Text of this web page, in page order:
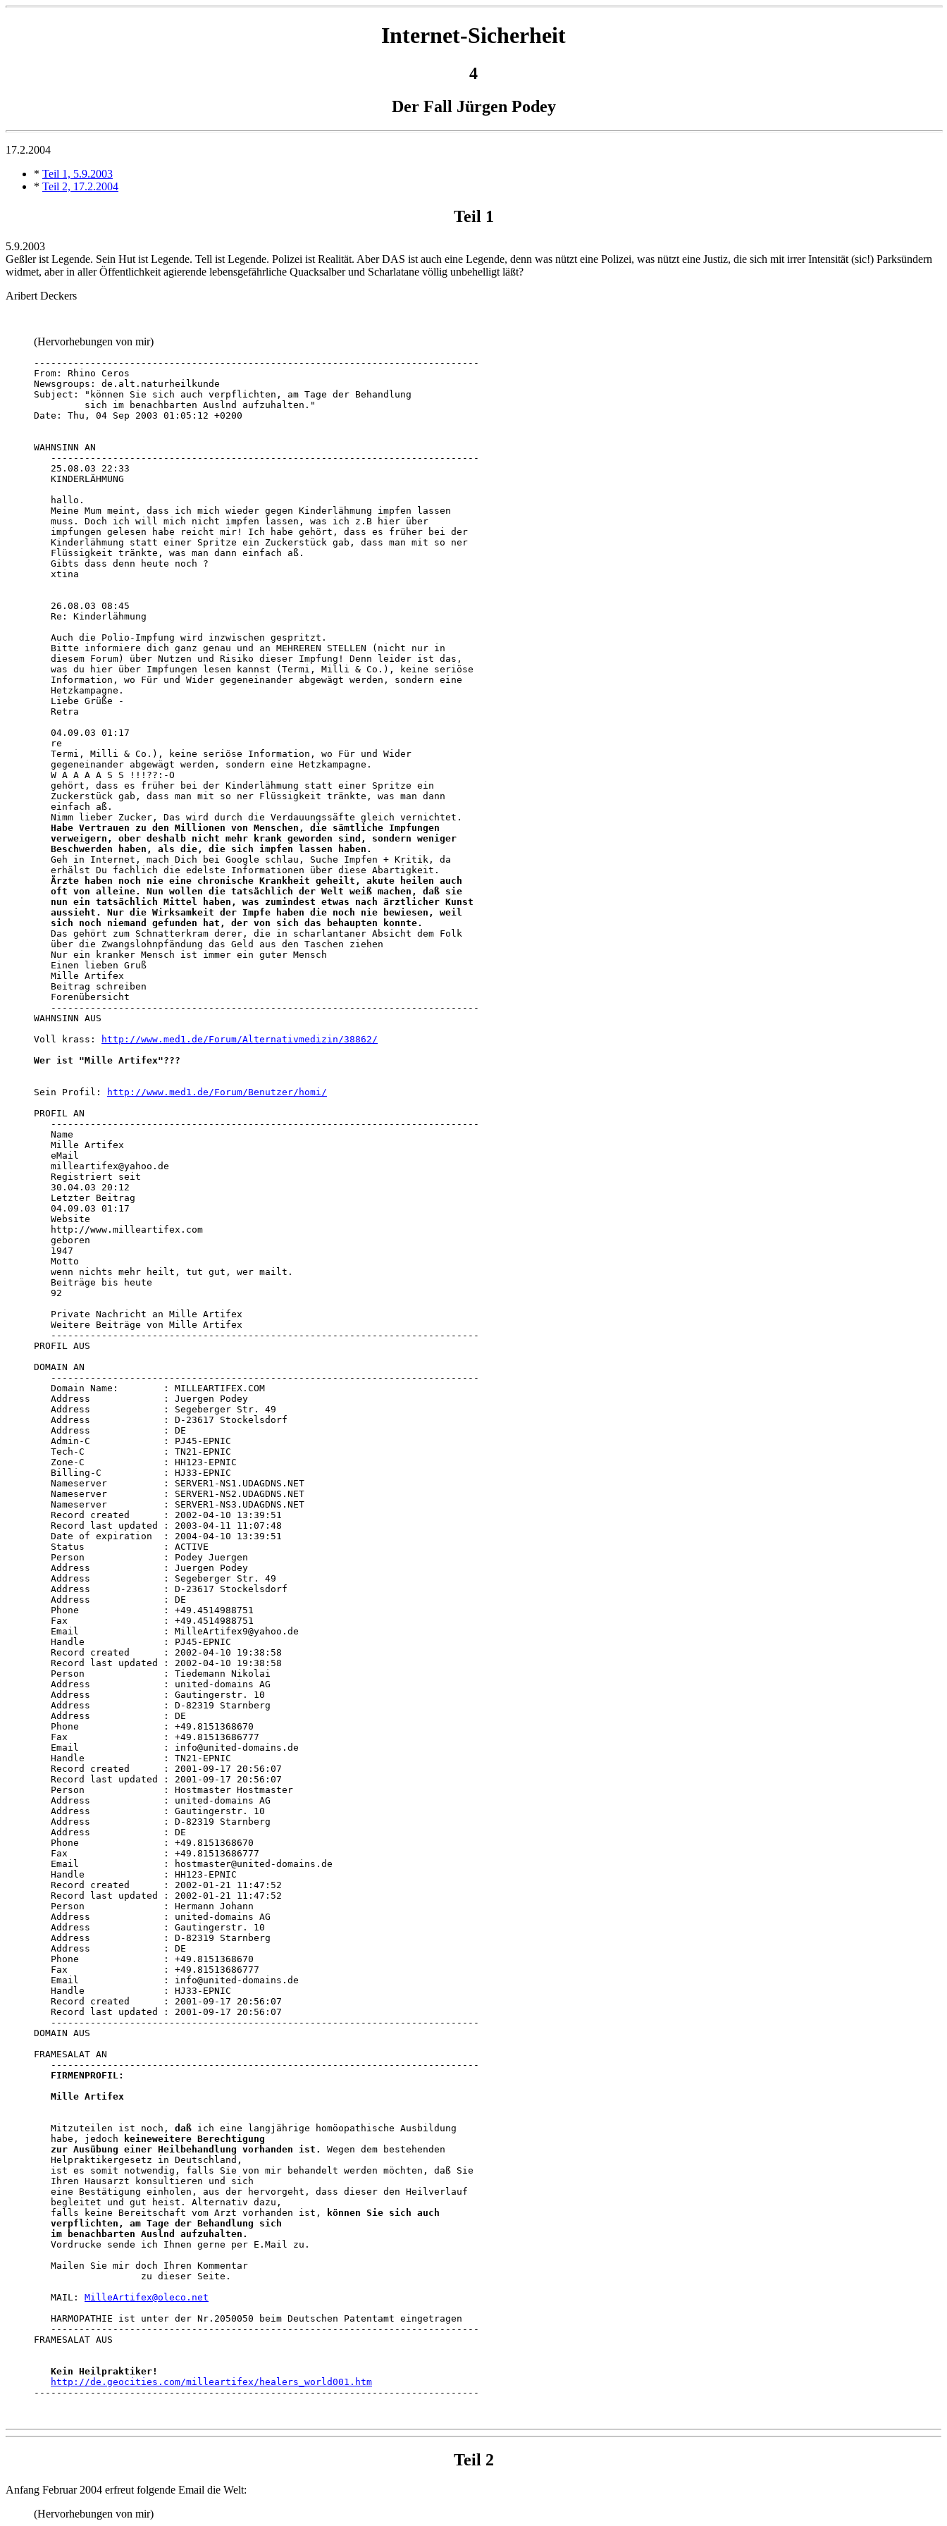
Internet-Sicherheit
4
Der Fall Jürgen Podey
17.2.2004
* Teil 1, 5.9.2003
* Teil 2, 17.2.2004
Teil 1
5.9.2003
Geßler ist Legende. Sein Hut ist Legende. Tell ist Legende. Polizei ist Realität. Aber DAS ist auch eine Legende, denn was nützt eine Polizei, was nützt eine Justiz, die sich mit irrer Intensität (sic!) Parksündern
widmet, aber in aller Öffentlichkeit agierende lebensgefährliche Quacksalber und Scharlatane völlig unbehelligt läßt?
Aribert Deckers
(Hervorhebungen von mir)
-------------------------------------------------------------------------------
From: Rhino Ceros
Newsgroups: de.alt.naturheilkunde
Subject: "können Sie sich auch verpflichten, am Tage der Behandlung
         sich im benachbarten Auslnd aufzuhalten."
Date: Thu, 04 Sep 2003 01:05:12 +0200
WAHNSINN AN
   ----------------------------------------------------------------------------
   25.08.03 22:33
   KINDERLÄHMUNG
   hallo.
   Meine Mum meint, dass ich mich wieder gegen Kinderlähmung impfen lassen
   muss. Doch ich will mich nicht impfen lassen, was ich z.B hier über
   impfungen gelesen habe reicht mir! Ich habe gehört, dass es früher bei der
   Kinderlähmung statt einer Spritze ein Zuckerstück gab, dass man mit so ner
   Flüssigkeit tränkte, was man dann einfach aß.
   Gibts dass denn heute noch ?
   xtina
   26.08.03 08:45
   Re: Kinderlähmung
   Auch die Polio-Impfung wird inzwischen gespritzt.
   Bitte informiere dich ganz genau und an MEHREREN STELLEN (nicht nur in
   diesem Forum) über Nutzen und Risiko dieser Impfung! Denn leider ist das,
   was du hier über Impfungen lesen kannst (Termi, Milli & Co.), keine seriöse
   Information, wo Für und Wider gegeneinander abgewägt werden, sondern eine
   Hetzkampagne.
   Liebe Grüße -
   Retra
   04.09.03 01:17
   re
   Termi, Milli & Co.), keine seriöse Information, wo Für und Wider
   gegeneinander abgewägt werden, sondern eine Hetzkampagne.
   W A A A A S S !!!??:-O
   gehört, dass es früher bei der Kinderlähmung statt einer Spritze ein
   Zuckerstück gab, dass man mit so ner Flüssigkeit tränkte, was man dann
   einfach aß.
   Nimm lieber Zucker, Das wird durch die Verdauungssäfte gleich vernichtet.
Habe Vertrauen zu den Millionen von Menschen, die sämtliche Impfungen
   verweigern, ober deshalb nicht mehr krank geworden sind, sondern weniger
   Beschwerden haben, als die, die sich impfen lassen haben.
Geh in Internet, mach Dich bei Google schlau, Suche Impfen + Kritik, da
   erhälst Du fachlich die edelste Informationen über diese Abartigkeit.
Ärzte haben noch nie eine chronische Krankheit geheilt, akute heilen auch
   oft von alleine. Nun wollen die tatsächlich der Welt weiß machen, daß sie
   nun ein tatsächlich Mittel haben, was zumindest etwas nach ärztlicher Kunst
   aussieht. Nur die Wirksamkeit der Impfe haben die noch nie bewiesen, weil
   sich noch niemand gefunden hat, der von sich das behaupten konnte.
Das gehört zum Schnatterkram derer, die in scharlantaner Absicht dem Folk
   über die Zwangslohnpfändung das Geld aus den Taschen ziehen
   Nur ein kranker Mensch ist immer ein guter Mensch
   Einen lieben Gruß
   Mille Artifex
   Beitrag schreiben
   Forenübersicht
   ----------------------------------------------------------------------------
WAHNSINN AUS
Voll krass:
http://www.med1.de/Forum/Alternativmedizin/38862/
Wer ist "Mille Artifex"???
Sein Profil:
http://www.med1.de/Forum/Benutzer/homi/
PROFIL AN
   ----------------------------------------------------------------------------
   Name
   Mille Artifex
   eMail
   milleartifex@yahoo.de
   Registriert seit
   30.04.03 20:12
   Letzter Beitrag
   04.09.03 01:17
   Website
   http://www.milleartifex.com
   geboren
   1947
   Motto
   wenn nichts mehr heilt, tut gut, wer mailt.
   Beiträge bis heute
   92
   Private Nachricht an Mille Artifex
   Weitere Beiträge von Mille Artifex
   ----------------------------------------------------------------------------
PROFIL AUS
DOMAIN AN
   ----------------------------------------------------------------------------
   Domain Name:        : MILLEARTIFEX.COM
   Address             : Juergen Podey
   Address             : Segeberger Str. 49
   Address             : D-23617 Stockelsdorf
   Address             : DE
   Admin-C             : PJ45-EPNIC
   Tech-C              : TN21-EPNIC
   Zone-C              : HH123-EPNIC
   Billing-C           : HJ33-EPNIC
   Nameserver          : SERVER1-NS1.UDAGDNS.NET
   Nameserver          : SERVER1-NS2.UDAGDNS.NET
   Nameserver          : SERVER1-NS3.UDAGDNS.NET
   Record created      : 2002-04-10 13:39:51
   Record last updated : 2003-04-11 11:07:48
   Date of expiration  : 2004-04-10 13:39:51
   Status              : ACTIVE
   Person              : Podey Juergen
   Address             : Juergen Podey
   Address             : Segeberger Str. 49
   Address             : D-23617 Stockelsdorf
   Address             : DE
   Phone               : +49.4514988751
   Fax                 : +49.4514988751
   Email               : MilleArtifex9@yahoo.de
   Handle              : PJ45-EPNIC
   Record created      : 2002-04-10 19:38:58
   Record last updated : 2002-04-10 19:38:58
   Person              : Tiedemann Nikolai
   Address             : united-domains AG
   Address             : Gautingerstr. 10
   Address             : D-82319 Starnberg
   Address             : DE
   Phone               : +49.8151368670
   Fax                 : +49.81513686777
   Email               : info@united-domains.de
   Handle              : TN21-EPNIC
   Record created      : 2001-09-17 20:56:07
   Record last updated : 2001-09-17 20:56:07
   Person              : Hostmaster Hostmaster
   Address             : united-domains AG
   Address             : Gautingerstr. 10
   Address             : D-82319 Starnberg
   Address             : DE
   Phone               : +49.8151368670
   Fax                 : +49.81513686777
   Email               : hostmaster@united-domains.de
   Handle              : HH123-EPNIC
   Record created      : 2002-01-21 11:47:52
   Record last updated : 2002-01-21 11:47:52
   Person              : Hermann Johann
   Address             : united-domains AG
   Address             : Gautingerstr. 10
   Address             : D-82319 Starnberg
   Address             : DE
   Phone               : +49.8151368670
   Fax                 : +49.81513686777
   Email               : info@united-domains.de
   Handle              : HJ33-EPNIC
   Record created      : 2001-09-17 20:56:07
   Record last updated : 2001-09-17 20:56:07
   ----------------------------------------------------------------------------
DOMAIN AUS
FRAMESALAT AN
   ----------------------------------------------------------------------------
FIRMENPROFIL:
   Mille Artifex
   Mitzuteilen ist noch,
daß ich eine langjährige homöopathische Ausbildung
   habe, jedoch
keineweitere Berechtigung
   zur Ausübung einer Heilbehandlung vorhanden ist.
Wegen dem bestehenden
   Helpraktikergesetz in Deutschland,
   ist es somit notwendig, falls Sie von mir behandelt werden möchten, daß Sie
   Ihren Hausarzt konsultieren und sich
   eine Bestätigung einholen, aus der hervorgeht, dass dieser den Heilverlauf
   begleitet und gut heist. Alternativ dazu,
   falls keine Bereitschaft vom Arzt vorhanden ist,
können Sie sich auch
   verpflichten, am Tage der Behandlung sich
   im benachbarten Auslnd aufzuhalten.
Vordrucke sende ich Ihnen gerne per E.Mail zu.
   Mailen Sie mir doch Ihren Kommentar
                   zu dieser Seite.
   MAIL:
MilleArtifex@oleco.net
   HARMOPATHIE ist unter der Nr.2050050 beim Deutschen Patentamt eingetragen
   ----------------------------------------------------------------------------
FRAMESALAT AUS
Kein Heilpraktiker!
http://de.geocities.com/milleartifex/healers_world001.htm
-------------------------------------------------------------------------------
Teil 2
Anfang Februar 2004 erfreut folgende Email die Welt:
(Hervorhebungen von mir)